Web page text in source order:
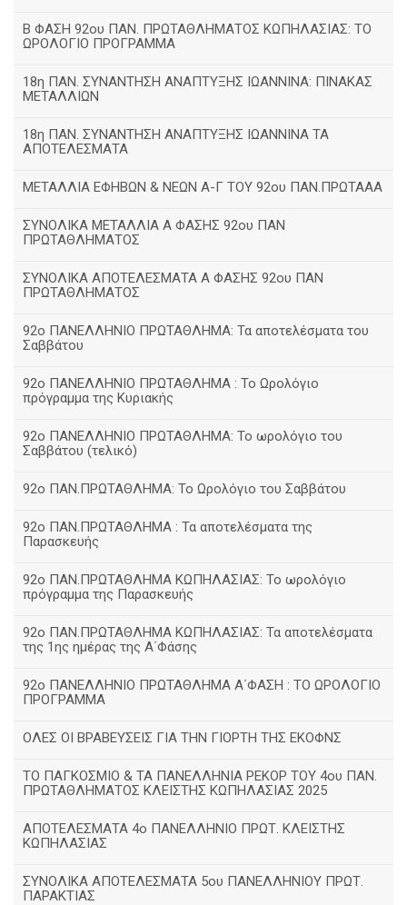
Β ΦΑΣΗ 92ου ΠΑΝ. ΠΡΩΤΑΘΛΗΜΑΤΟΣ ΚΩΠΗΛΑΣΙΑΣ: ΤΟ
ΩΡΟΛΟΓΙΟ ΠΡΟΓΡΑΜΜΑ
18η ΠΑΝ. ΣΥΝΑΝΤΗΣΗ ΑΝΑΠΤΥΞΗΣ ΙΩΑΝΝΙΝΑ: ΠΙΝΑΚΑΣ
ΜΕΤΑΛΛΙΩΝ
18η ΠΑΝ. ΣΥΝΑΝΤΗΣΗ ΑΝΑΠΤΥΞΗΣ ΙΩΑΝΝΙΝΑ ΤΑ
ΑΠΟΤΕΛΕΣΜΑΤΑ
ΜΕΤΑΛΛΙΑ ΕΦΗΒΩΝ & ΝΕΩΝ Α-Γ ΤΟΥ 92ου ΠΑΝ.ΠΡΩΤΑΑΑ
ΣΥΝΟΛΙΚΑ ΜΕΤΑΛΛΙΑ Α ΦΑΣΗΣ 92ου ΠΑΝ
ΠΡΩΤΑΘΛΗΜΑΤΟΣ
ΣΥΝΟΛΙΚΑ ΑΠΟΤΕΛΕΣΜΑΤΑ Α ΦΑΣΗΣ 92ου ΠΑΝ
ΠΡΩΤΑΘΛΗΜΑΤΟΣ
92ο ΠΑΝΕΛΛΗΝΙΟ ΠΡΩΤΑΘΛΗΜΑ: Τα αποτελέσματα του
Σαββάτου
92ο ΠΑΝΕΛΛΗΝΙΟ ΠΡΩΤΑΘΛΗΜΑ : Το Ωρολόγιο
πρόγραμμα της Κυριακής
92ο ΠΑΝΕΛΛΗΝΙΟ ΠΡΩΤΑΘΛΗΜΑ: Το ωρολόγιο του
Σαββάτου (τελικό)
92ο ΠΑΝ.ΠΡΩΤΑΘΛΗΜΑ: Το Ωρολόγιο του Σαββάτου
92ο ΠΑΝ.ΠΡΩΤΑΘΛΗΜΑ : Τα αποτελέσματα της
Παρασκευής
92o ΠΑΝ.ΠΡΩΤΑΘΛΗΜΑ ΚΩΠΗΛΑΣΙΑΣ: Το ωρολόγιο
πρόγραμμα της Παρασκευής
92ο ΠΑΝ.ΠΡΩΤΑΘΛΗΜΑ ΚΩΠΗΛΑΣΙΑΣ: Τα αποτελέσματα
της 1ης ημέρας της Α΄Φάσης
92ο ΠΑΝΕΛΛΗΝΙΟ ΠΡΩΤΑΘΛΗΜΑ Α΄ΦΑΣΗ : ΤΟ ΩΡΟΛΟΓΙΟ
ΠΡΟΓΡΑΜΜΑ
ΟΛΕΣ ΟΙ ΒΡΑΒΕΥΣΕΙΣ ΓΙΑ ΤΗΝ ΓΙΟΡΤΗ ΤΗΣ ΕΚΟΦΝΣ
TΟ ΠΑΓΚΟΣΜΙΟ & ΤΑ ΠΑΝΕΛΛΗΝΙΑ ΡΕΚΟΡ ΤΟΥ 4ου ΠΑΝ.
ΠΡΩΤΑΘΛΗΜΑΤΟΣ ΚΛΕΙΣΤΗΣ ΚΩΠΗΛΑΣΙΑΣ 2025
ΑΠΟΤΕΛΕΣΜΑΤΑ 4ο ΠΑΝΕΛΛΗΝΙΟ ΠΡΩΤ. ΚΛΕΙΣΤΗΣ
ΚΩΠΗΛΑΣΙΑΣ
ΣΥΝΟΛΙΚΑ ΑΠΟΤΕΛΕΣΜΑΤΑ 5ου ΠΑΝΕΛΛΗΝΙΟΥ ΠΡΩΤ.
ΠΑΡΑΚΤΙΑΣ